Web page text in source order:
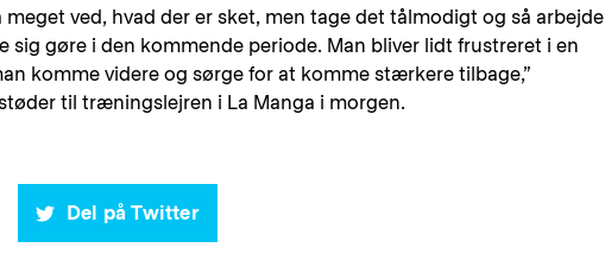
meget ved, hvad der er sket, men tage det tålmodigt og så arbejde
sig gøre i den kommende periode. Man bliver lidt frustreret i en
komme videre og sørge for at komme stærkere tilbage,”
til træningslejren i La Manga i morgen.
Del på Twitter